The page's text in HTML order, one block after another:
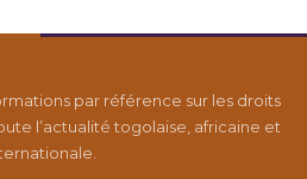
par référence sur les droits
l’actualité togolaise, africaine et